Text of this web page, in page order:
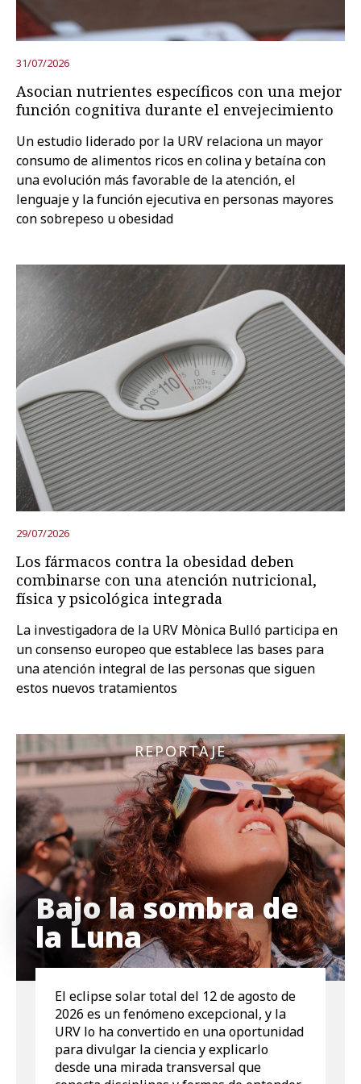
31/07/2026
Asocian nutrientes específicos con una mejor
función cognitiva durante el envejecimiento
Un estudio liderado por la URV relaciona un mayor
consumo de alimentos ricos en colina y betaína con
una evolución más favorable de la atención, el
lenguaje y la función ejecutiva en personas mayores
con sobrepeso u obesidad
29/07/2026
Los fármacos contra la obesidad deben
combinarse con una atención nutricional,
física y psicológica integrada
La investigadora de la URV Mònica Bulló participa en
un consenso europeo que establece las bases para
una atención integral de las personas que siguen
estos nuevos tratamientos
REPORTAJE
Bajo la sombra de
la Luna
El eclipse solar total del 12 de agosto de
2026 es un fenómeno excepcional, y la
URV lo ha convertido en una oportunidad
para divulgar la ciencia y explicarlo
desde una mirada transversal que